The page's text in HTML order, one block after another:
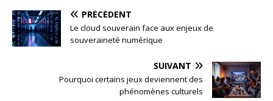
PRÉCÉDENT
Le cloud souverain face aux enjeux de
souveraineté numérique
SUIVANT
Pourquoi certains jeux deviennent des
phénomènes culturels